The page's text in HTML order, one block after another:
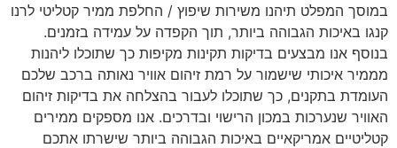
במוסך המפלט תיהנו משירות שיפוץ / החלפת ממיר קטליטי לרנו
קנגו באיכות הגבוהה ביותר, תוך הקפדה על עמידה בזמנים.
בנוסף אנו מבצעים בדיקות תקינות מקיפות כך שתוכלו ליהנות
מממיר איכותי שישמור על רמת זיהום אוויר נאותה ברכב שלכם
העומדת בתקנים, כך שתוכלו לעבור בהצלחה את בדיקות זיהום
האוויר שנערכות במכון הרישוי ובדרכים. אנו מספקים ממירים
קטליטיים אמריקאיים באיכות הגבוהה ביותר שישרתו אתכם